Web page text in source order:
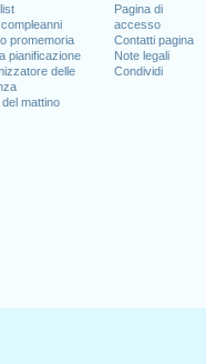
promemoria
pianificazione
delle
mattino
Pagina di
accesso
Contatti pagina
Note legali
Condividi